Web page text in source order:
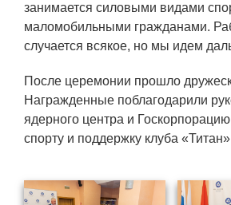
Услуги
Прочая продукция
Испытательный центр ВЭИ
СОЦИАЛЬНАЯ
Программы по
занимается силовыми видами
маломобильными гражданами.
случается всякое, но мы идем
После церемонии прошло
Награжденные поблагодарили
ядерного центра и
спорту и поддержку клуба